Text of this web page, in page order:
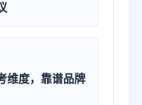
维度，靠谱品牌